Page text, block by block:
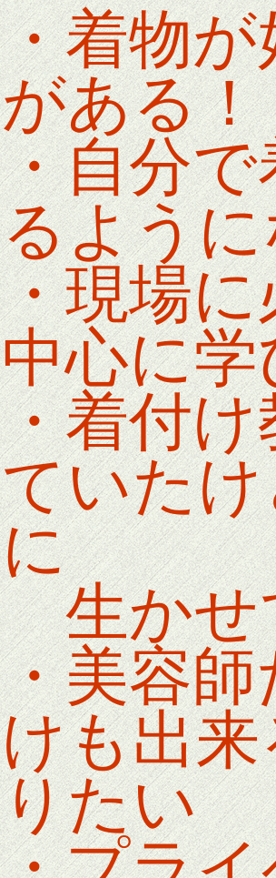
・着物
がある！
・自分
るよう
・現場
中心に
・着付
ていた
に
生かせ
・美容
けも出
りたい